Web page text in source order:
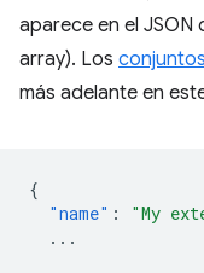
aparece en el JSON
array). Los
más adelante en
{
"name" : "My
...